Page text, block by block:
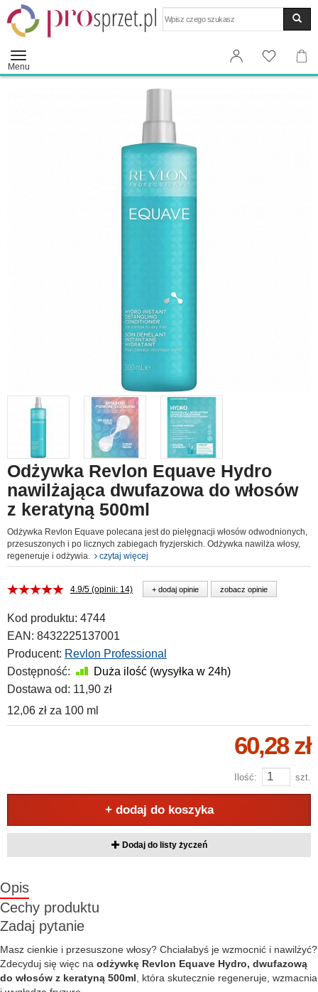
Menu
Odżywka Revlon Equave Hydro
nawilżająca dwufazowa do włosów
z keratyną 500ml
Odżywka Revlon Equave polecana jest do pielęgnacji włosów odwodnionych,
przesuszonych i po licznych zabiegach fryzjerskich. Odżywka nawilża włosy,
regeneruje i odżywia.
czytaj więcej
4.9/5 (opinii: 14) + dodaj opinie zobacz opinie
Kod produktu: 4744
EAN: 8432225137001
Producent: Revlon Professional
Dostępność:
Duża ilość (wysyłka w 24h)
Dostawa od: 11,90 zł
12,06 zł za 100 ml
60,28 zł
Ilość: szt.
+ dodaj do koszyka
Dodaj do listy życzeń
Opis
Cechy produktu
Zadaj pytanie
Masz cienkie i przesuszone włosy? Chciałabyś je wzmocnić i nawilżyć?
Zdecyduj się więc na odżywkę Revlon Equave Hydro, dwufazową
do włosów z keratyną 500ml , która skutecznie regeneruje, wzmacnia